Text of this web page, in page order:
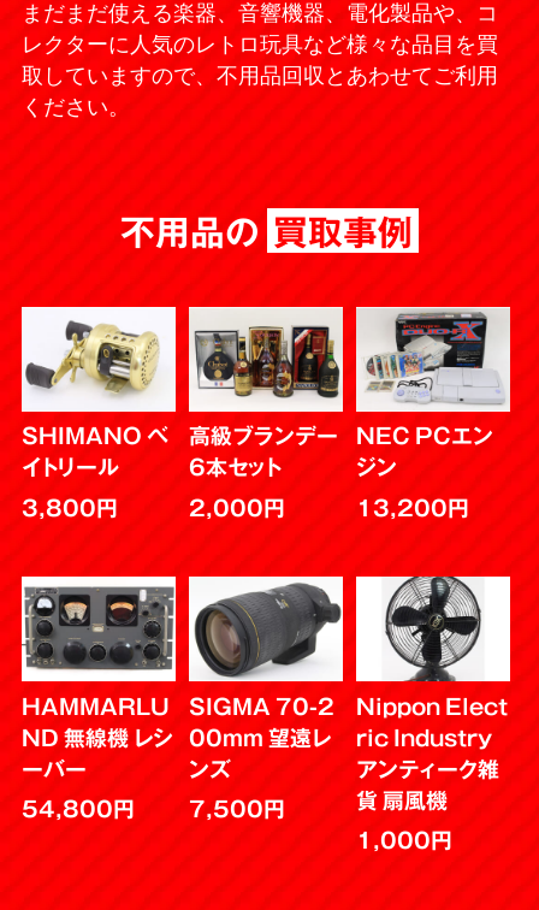
まだまだ使える楽器、音響機器、電化製品や、コ
レクターに人気のレトロ玩具など様々な品目を買
取していますので、不用品回収とあわせてご利用
ください。
不用品の 買取事例
SHIMANO ベ
イトリール
3,800円
高級ブランデー
6本セット
2,000円
NEC PCエン
ジン
13,200円
HAMMARLU
ND 無線機 レシ
ーバー
54,800円
SIGMA 70-2
00mm 望遠レ
ンズ
7,500円
Nippon Elect
ric Industry
アンティーク雑
貨 扇風機
1,000円